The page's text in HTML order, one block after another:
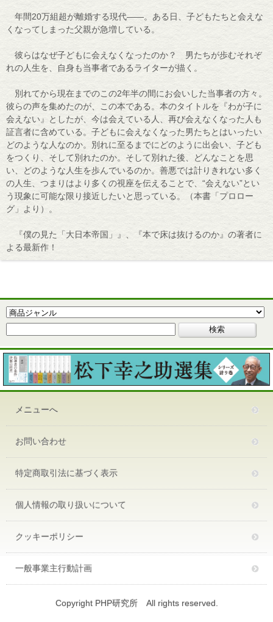
年間20万組超が離婚する現代――。ある日、子どもたちと会えな
くなってしまった父親が急増している。
彼らはなぜ子どもに会えなくなったのか？ 男たちが歩むそれぞ
れの人生を、自身も当事者であるライターが描く。
別れてから現在までのこの2年半の間にお会いした当事者の方々。
彼らの声を集めたのが、この本である。本のタイトルを『わが子に
会えない』としたが、今は会えている人、再び会えなくなった人も
証言者に含めている。子どもに会えなくなった男たちとはいったい
どのような人なのか。別れに至るまでにどのように出会い、子ども
をつくり、そして別れたのか。そして別れた後、どんなことを思
い、どのような人生を歩んでいるのか。善悪では計りきれない多く
の人生、つまりはより多くの視座を伝えることで、“会えない”とい
う現象に可能な限り接近したいと思っている。（本書「プロロー
グ」より）。
『僕の見た「大日本帝国」』、『本で床は抜けるのか』の著者に
よる最新作！
メニューへ
お問い合わせ
特定商取引法に基づく表示
個人情報の取り扱いについて
クッキーポリシー
一般事業主行動計画
Copyright PHP研究所 All rights reserved.